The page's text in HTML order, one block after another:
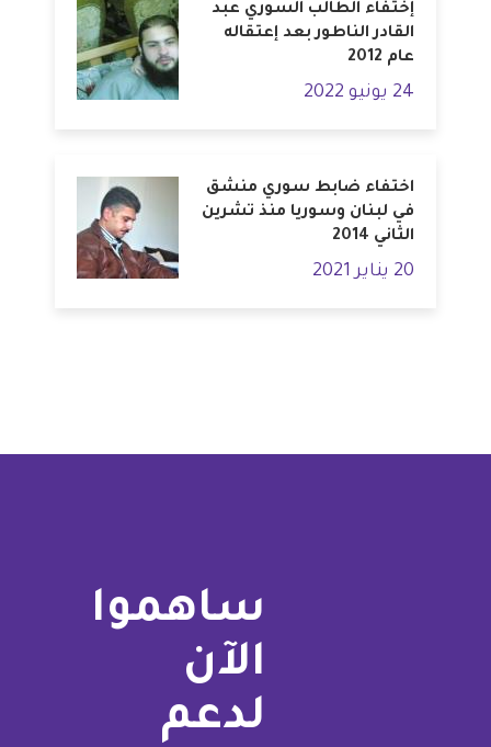
إختفاء الطالب السوري عبد
القادر الناطور بعد إعتقاله
عام 2012
24 يونيو 2022
اختفاء ضابط سوري منشق
في لبنان وسوريا منذ تشرين
الثاني 2014
20 يناير 2021
ساهموا
الآن
لدعم